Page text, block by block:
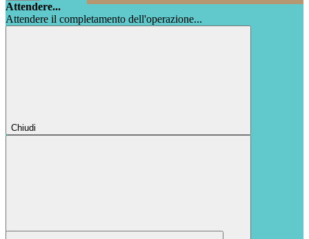
Attendere...
Attendere il completamento dell'operazione...
Chiudi